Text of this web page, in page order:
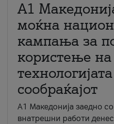
A1
моќна
кампања за
користење на
сообраќајот
A1 Македонија заедно
внатрешни работи